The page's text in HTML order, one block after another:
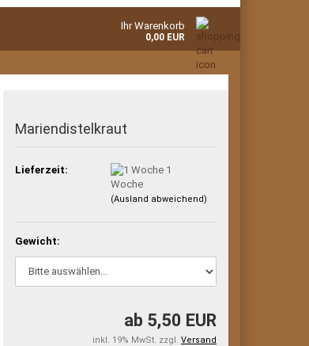
Ihr Warenkorb
0,00 EUR
Mariendistelkraut
Lieferzeit:
1
Woche
(Ausland abweichend)
Gewicht:
ab 5,50 EUR
inkl. 19% MwSt. zzgl. Versand